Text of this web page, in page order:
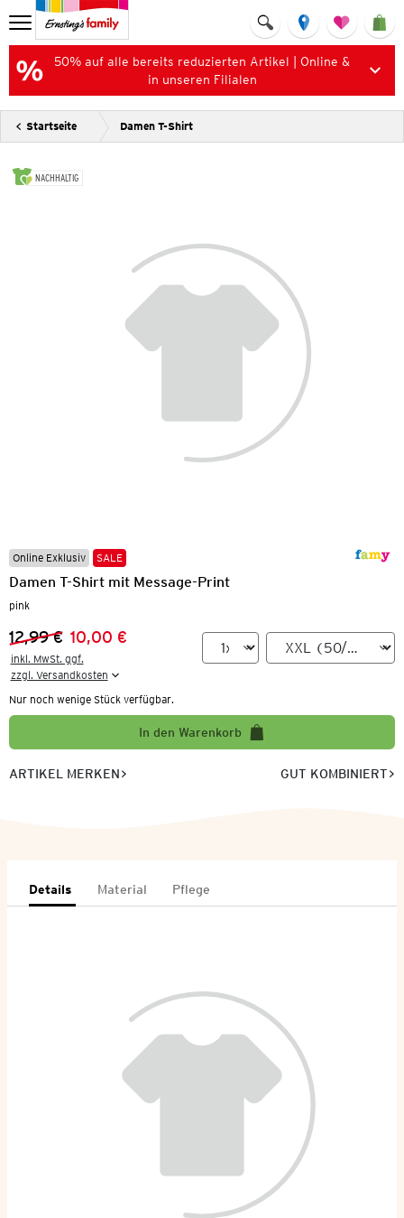
50% auf alle bereits reduzierten Artikel | Online &
in unseren Filialen
Startseite Damen T-Shirt
NACHHALTIG
Online Exklusiv SALE
Damen T-Shirt mit Message-Print
pink
Vorheriger Preis:
12,99 €
Neuer Preis:
10,00 €
inkl. MwSt. ggf.
zzgl. Versandkosten
Nur noch wenige Stück verfügbar.
In den Warenkorb
ARTIKEL MERKEN GUT KOMBINIERT
Details Material Pflege